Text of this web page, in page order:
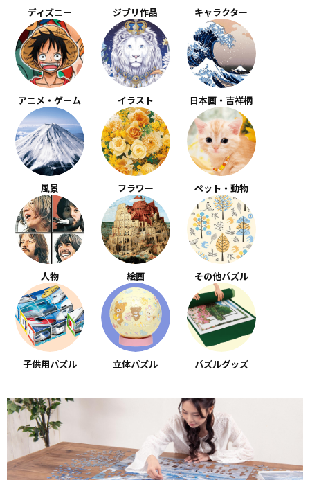
ディズニー ジブリ作品 キャラクター
アニメ・ゲーム イラスト 日本画・吉祥柄
風景 フラワー ペット・動物
人物 絵画 その他パズル
子供用パズル 立体パズル パズルグッズ